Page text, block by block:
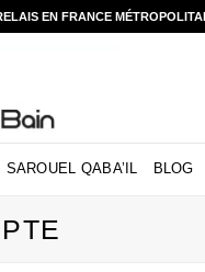
EN FRANCE
SAROUEL QABA’IL BLOG